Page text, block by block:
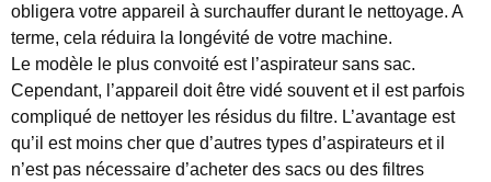
obligera votre appareil à surchauffer durant le nettoyage. A
terme, cela réduira la longévité de votre machine.
Le modèle le plus convoité est l’aspirateur sans sac.
Cependant, l’appareil doit être vidé souvent et il est parfois
compliqué de nettoyer les résidus du filtre. L’avantage est
qu’il est moins cher que d’autres types d’aspirateurs et il
n’est pas nécessaire d’acheter des sacs ou des filtres